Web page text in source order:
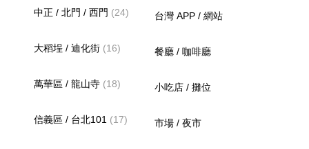
中正 / 北門 / 西門 (24)
大稻埕 / 迪化街 (16)
萬華區 / 龍山寺 (18)
信義區 / 台北101 (17)
台灣 APP / 網站
餐廳 / 咖啡廳
小吃店 / 攤位
市場 / 夜市